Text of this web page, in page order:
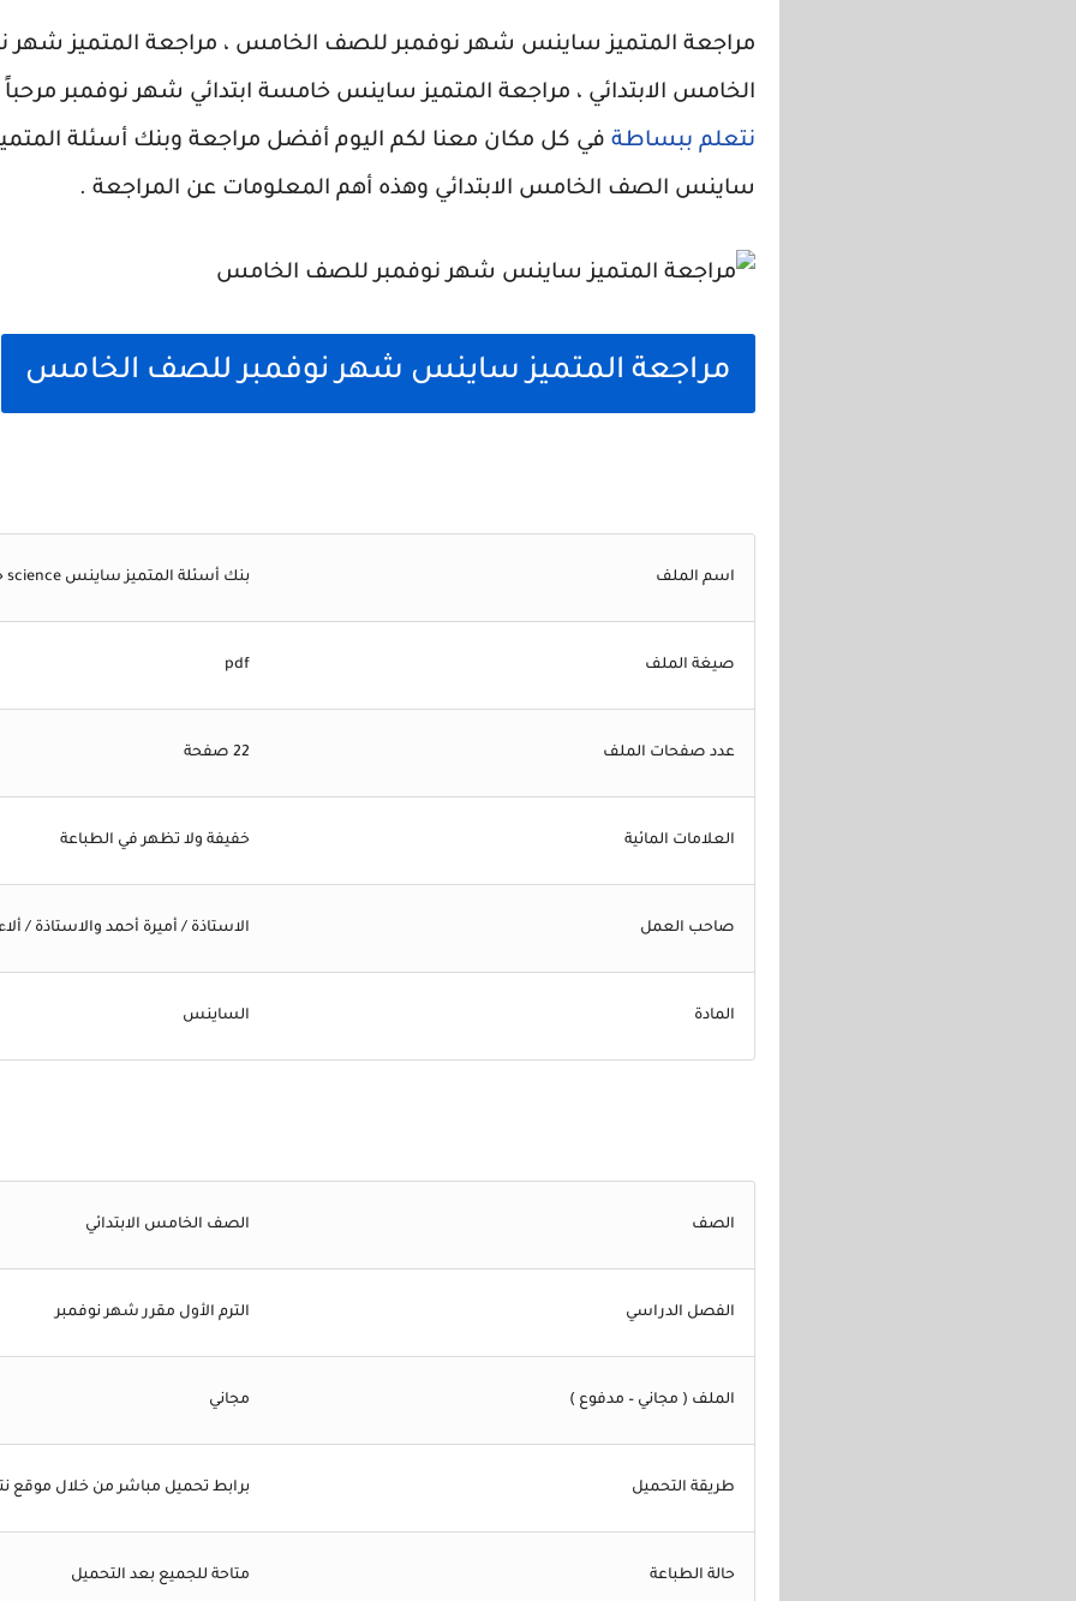
الخامس الابتدائي ، مراجعة المتميز ساينس خامسة ابتدائي شهر نوفمبر
نتعلم ببساطة في كل مكان معنا لكم اليوم أفضل مراجعة وبنك أسئلة
ساينس الصف الخامس الابتدائي وهذه أهم المعلومات عن المراجعة .
مراجعة المتميز ساينس شهر نوفمبر للصف الخامس
اسم الملف بنك أسئلة المتميز ساينس science خامسة ابتدائي شهر نوفمبر
صيغة الملف pdf
عدد صفحات الملف 22 صفحة
العلامات المائية خفيفة ولا تظهر في الطباعة
صاحب العمل الاستاذة / أميرة أحمد والاستاذة /
المادة الساينس
الصف الصف الخامس الابتدائي
الفصل الدراسي الترم الأول مقرر شهر نوفمبر
الملف ( مجاني – مدفوع ) مجاني
طريقة التحميل برابط تحميل مباشر من خلال موقع
حالة الطباعة متاحة للجميع بعد التحميل